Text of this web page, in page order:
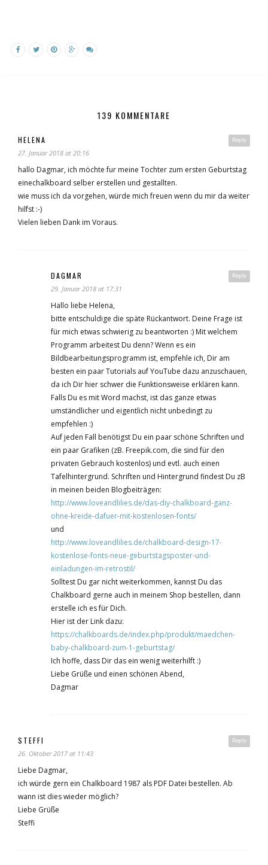
139 KOMMENTARE
Reply
HELENA
27. Januar 2018 at 20:16
hallo Dagmar, ich möchte fur meine Tochter zum ersten Geburtstag
einechalkboard selber erstellen und gestallten.
wie muss ich da vorgehen, würde mich freuen wenn du mir da weiter
hilfst :-)
Vielen lieben Dank im Voraus.
Reply
DAGMAR
29. Januar 2018 at 17:31
Hallo liebe Helena,
bitte entschuldige die späte Rückantwort. Deine Frage ist
für mich etwas schwierig zu beantworten :) Mit welchem
Programm arbeitest Du denn? Wenn es ein
Bildbearbeitungsprogramm ist, empfehle ich, Dir am
besten ein paar Tutorials auf YouTube dazu anzuschauen,
da ich Dir hier schwer die Funktionsweise erklären kann.
Falls Du es mit Word machst, ist das ganze etwas
umständlicher und eigentlich nicht unbedingt zu
empfehlen :)
Auf jeden Fall benötigst Du ein paar schöne Schriften und
ein paar Grafiken (zB. Freepik.com, die sind für den
privaten Gebrauch kostenlos) und evtl. auch einen
Tafelhintergrund. Schriften und Hintergrund findest Du zB
in meinen beiden Blogbeiträgen:
http://www.loveandlilies.de/das-diy-chalkboard-ganz-
ohne-kreide-dafuer-mit-kostenlosen-fonts/
und
http://www.loveandlilies.de/chalkboard-design-17-
kostenlose-fonts-neue-geburtstagsposter-und-
einladungen-im-retrostil/
Solltest Du gar nicht weiterkommen, kannst Du das
Chalkboard gerne auch in meinem Shop bestellen, dann
erstelle ich es für Dich.
Hier ist der Link dazu:
https://chalkboards.de/index.php/produkt/maedchen-
baby-chalkboard-zum-1-geburtstag/
Ich hoffe, dass Dir das ein wenig weiterhilft :)
Liebe Grüße und einen schönen Abend,
Dagmar
Reply
STEFFI
26. Oktober 2017 at 11:43
Liebe Dagmar,
ich würde gern ein Chalkboard 1987 als PDF Datei bestellen. Ab
wann ist dies wieder möglich?
Liebe Grüße
Steffi